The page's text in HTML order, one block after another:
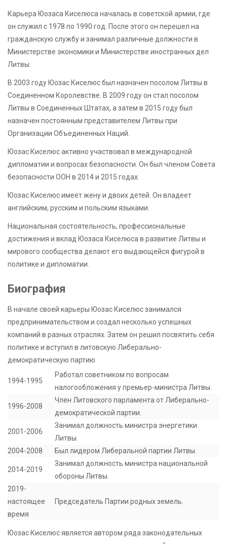
Карьера Юозаса Киселюса началась в советской армии, где
он служил с 1978 по 1990 год. После этого он перешел на
гражданскую службу и занимал различные должности в
Министерстве экономики и Министерстве иностранных дел
Литвы.
В 2003 году Юозас Киселюс был назначен посолом Литвы в
Соединенном Королевстве. В 2009 году он стал посолом
Литвы в Соединенных Штатах, а затем в 2015 году был
назначен постоянным представителем Литвы при
Организации Объединенных Наций.
Юозас Киселюс активно участвовал в международной
дипломатии и вопросах безопасности. Он был членом Совета
безопасности ООН в 2014 и 2015 годах.
Юозас Киселюс имеет жену и двоих детей. Он владеет
английским, русским и польским языками.
Национальная состоятельность, профессиональные
достижения и вклад Юозаса Киселюса в развитие Литвы и
мирового сообщества делают его выдающейся фигурой в
политике и дипломатии.
Биография
В начале своей карьеры Юозас Киселюс занимался
предпринимательством и создал несколько успешных
компаний в разных отраслях. Затем он решил посвятить себя
политике и вступил в литовскую Либерально-
демократическую партию.
1994-1995
Работал советником по вопросам
налогообложения у премьер-министра Литвы.
1996-2008
Член Литовского парламента от Либерально-
демократической партии.
2001-2006
Занимал должность министра энергетики
Литвы.
2004-2008
Был лидером Либеральной партии Литвы.
2014-2019
Занимал должность министра национальной
обороны Литвы.
2019-
настоящее
время
Председатель Партии родных земель.
Юозас Киселюс является автором ряда законодательных